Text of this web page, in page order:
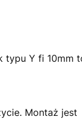
typu Y fi 10mm
Montaż jest